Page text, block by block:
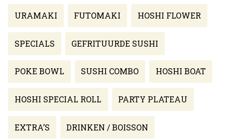
URAMAKI FUTOMAKI HOSHI FLOWER
SPECIALS GEFRITUURDE SUSHI
POKE BOWL SUSHI COMBO HOSHI BOAT
HOSHI SPECIAL ROLL PARTY PLATEAU
EXTRA’S DRINKEN / BOISSON